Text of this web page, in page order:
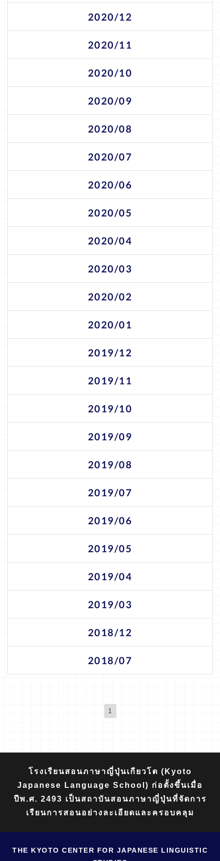
2020/12
2020/11
2020/10
2020/09
2020/08
2020/07
2020/06
2020/05
2020/04
2020/03
2020/02
2020/01
2019/12
2019/11
2019/10
2019/09
2019/08
2019/07
2019/06
2019/05
2019/04
2019/03
2018/12
2018/07
1
โรงเรียนสอนภาษาญี่ปุ่นเกียวโต (Kyoto
Japanese Language School) ก่อตั้งขึ้นเมื่อ
ปีพ.ศ. 2493 เป็นสถาบันสอนภาษาญี่ปุ่นที่จัดการ
เรียนการสอนอย่างละเอียดและครอบคลุม
THE KYOTO CENTER FOR JAPANESE LINGUISTIC